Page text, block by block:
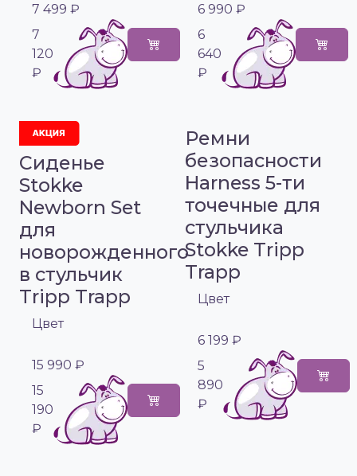
7 499 ₽
7
120
₽
6 990 ₽
6
640
₽
Сиденье
Stokke
Newborn Set
для
новорожденного
в стульчик
Tripp Trapp
Цвет
15 990 ₽
15
190
₽
Ремни
безопасности
Harness 5-ти
точечные для
стульчика
Stokke Tripp
Trapp
Цвет
6 199 ₽
5
890
₽